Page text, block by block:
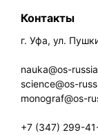
Контакты
г. Уфа, ул.
nauka@os-
science@os-
monograf@os-
+7 (347) 299-